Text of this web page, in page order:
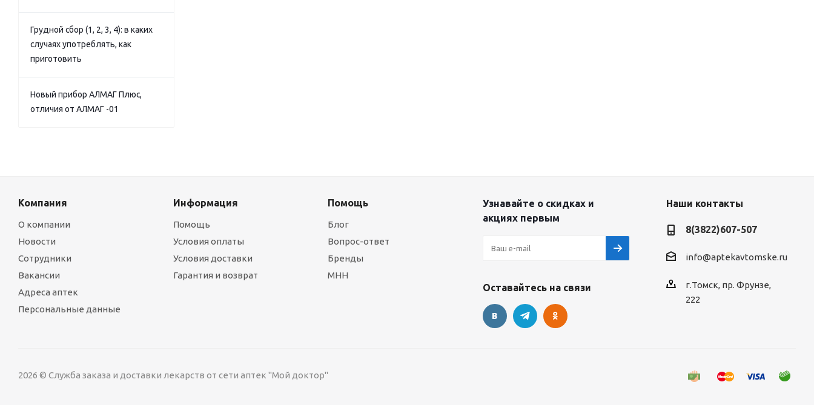
Грудной сбор (1, 2, 3, 4): в каких
случаях употреблять, как
приготовить
Новый прибор АЛМАГ Плюс,
отличия от АЛМАГ -01
Компания
О компании
Новости
Сотрудники
Вакансии
Адреса аптек
Персональные данные
Информация
Помощь
Условия оплаты
Условия доставки
Гарантия и возврат
Помощь
Блог
Вопрос-ответ
Бренды
МНН
Узнавайте о скидках и
акциях первым
Оставайтесь на связи
Наши контакты
8(3822)607-507
info@aptekavtomske.ru
г.Томск, пр. Фрунзе,
222
2026 © Служба заказа и доставки лекарств от сети аптек "Мой доктор"